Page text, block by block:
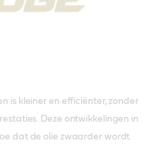
is kleiner en efficiënter, zonder
Deze ontwikkelingen in
dat de olie zwaarder wordt